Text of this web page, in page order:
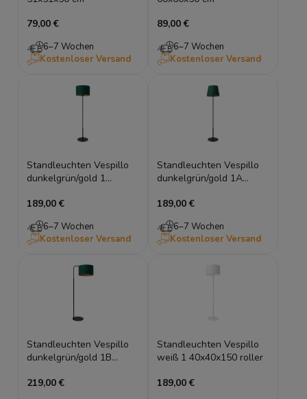
79,00 €
6–7 Wochen
Kostenloser Versand
89,00 €
6–7 Wochen
Kostenloser Versand
Standleuchten Vespillo
dunkelgrün/gold 1
189,00 €
6–7 Wochen
Kostenloser Versand
Standleuchten Vespillo
dunkelgrün/gold 1A
189,00 €
6–7 Wochen
Kostenloser Versand
Standleuchten Vespillo
dunkelgrün/gold 1B
219,00 €
Standleuchten Vespillo
weiß 1 40x40x150 roller
189,00 €